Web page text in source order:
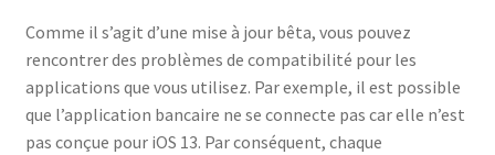
Comme il s’agit d’une mise à jour bêta, vous pouvez
rencontrer des problèmes de compatibilité pour les
applications que vous utilisez. Par exemple, il est possible
que l’application bancaire ne se connecte pas car elle n’est
pas conçue pour iOS 13. Par conséquent, chaque